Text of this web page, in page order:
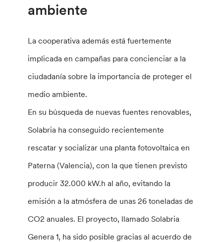
ambiente
La cooperativa además está fuertemente
implicada en campañas para concienciar a la
ciudadanía sobre la importancia de proteger el
medio ambiente.
En su búsqueda de nuevas fuentes renovables,
Solabria ha conseguido recientemente
rescatar y socializar una planta fotovoltaica en
Paterna (Valencia), con la que tienen previsto
producir 32.000 kW.h al año, evitando la
emisión a la atmósfera de unas 26 toneladas de
CO2 anuales. El proyecto, llamado Solabria
Genera 1, ha sido posible gracias al acuerdo de